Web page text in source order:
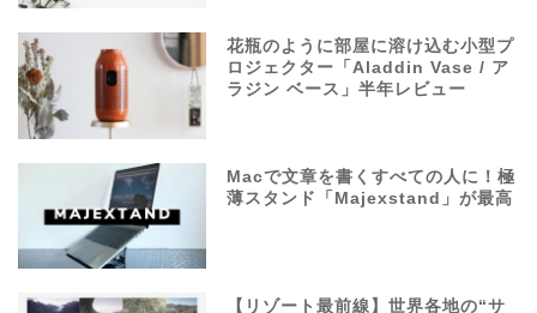
花瓶のように部屋に溶け込む小型プ
ロジェクター「Aladdin Vase / ア
ラジン ベース」半年レビュー
Macで文章を書くすべての人に！極
薄スタンド「Majexstand」が最高
【リゾート最前線】世界各地の“サ